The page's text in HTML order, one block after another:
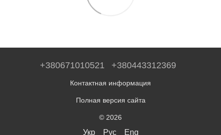
+380671010521 +380443312369
Контактная информация
Полная версия сайта
© 2026
Укр Рус Eng